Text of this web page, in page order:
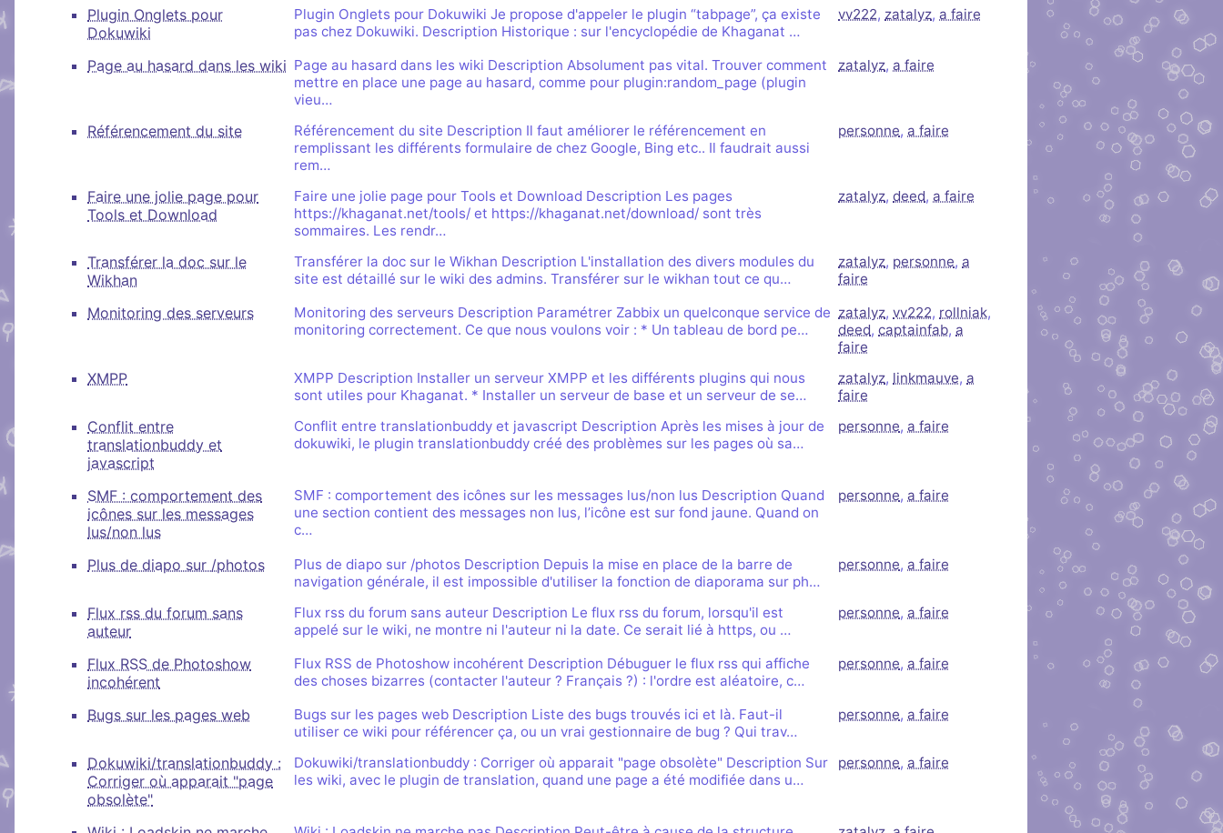
Plugin Onglets pour
Dokuwiki
Plugin Onglets pour Dokuwiki Je propose d'appeler le plugin “tabpage”, ça existe
pas chez Dokuwiki. Description Historique : sur l'encyclopédie de Khaganat …
vv222, zatalyz, a faire
Page au hasard dans les wiki Page au hasard dans les wiki Description Absolument pas vital. Trouver comment
mettre en place une page au hasard, comme pour plugin:random_page (plugin
vieu…
zatalyz, a faire
Référencement du site
Référencement du site Description Il faut améliorer le référencement en
remplissant les différents formulaire de chez Google, Bing etc.. Il faudrait aussi
rem…
personne, a faire
Faire une jolie page pour
Tools et Download
Faire une jolie page pour Tools et Download Description Les pages
https://khaganat.net/tools/ et https://khaganat.net/download/ sont très
sommaires. Les rendr…
zatalyz, deed, a faire
Transférer la doc sur le
Wikhan
Transférer la doc sur le Wikhan Description L'installation des divers modules du
site est détaillé sur le wiki des admins. Transférer sur le wikhan tout ce qu…
zatalyz, personne, a
faire
Monitoring des serveurs
Monitoring des serveurs Description Paramétrer Zabbix un quelconque service de
monitoring correctement. Ce que nous voulons voir : * Un tableau de bord pe…
zatalyz, vv222, rollniak,
deed, captainfab, a
faire
XMPP
XMPP Description Installer un serveur XMPP et les différents plugins qui nous
sont utiles pour Khaganat. * Installer un serveur de base et un serveur de se…
zatalyz, linkmauve, a
faire
Conflit entre
translationbuddy et
javascript
Conflit entre translationbuddy et javascript Description Après les mises à jour de
dokuwiki, le plugin translationbuddy créé des problèmes sur les pages où sa…
personne, a faire
SMF : comportement des
icônes sur les messages
lus/non lus
SMF : comportement des icônes sur les messages lus/non lus Description Quand
une section contient des messages non lus, l’icône est sur fond jaune. Quand on
c…
personne, a faire
Plus de diapo sur /photos
Plus de diapo sur /photos Description Depuis la mise en place de la barre de
navigation générale, il est impossible d'utiliser la fonction de diaporama sur ph…
personne, a faire
Flux rss du forum sans
auteur
Flux rss du forum sans auteur Description Le flux rss du forum, lorsqu'il est
appelé sur le wiki, ne montre ni l'auteur ni la date. Ce serait lié à https, ou …
personne, a faire
Flux RSS de Photoshow
incohérent
Flux RSS de Photoshow incohérent Description Débuguer le flux rss qui affiche
des choses bizarres (contacter l'auteur ? Français ?) : l'ordre est aléatoire, c…
personne, a faire
Bugs sur les pages web
Bugs sur les pages web Description Liste des bugs trouvés ici et là. Faut-il
utiliser ce wiki pour référencer ça, ou un vrai gestionnaire de bug ? Qui trav…
personne, a faire
Dokuwiki/translationbuddy :
Corriger où apparait "page
obsolète"
Dokuwiki/translationbuddy : Corriger où apparait "page obsolète" Description Sur
les wiki, avec le plugin de translation, quand une page a été modifiée dans u…
personne, a faire